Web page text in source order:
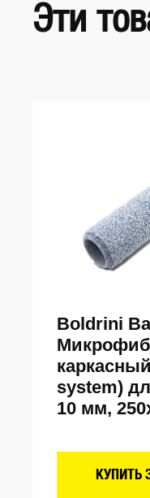
Эти
Boldrini
system)
10 мм,
КУПИТЬ